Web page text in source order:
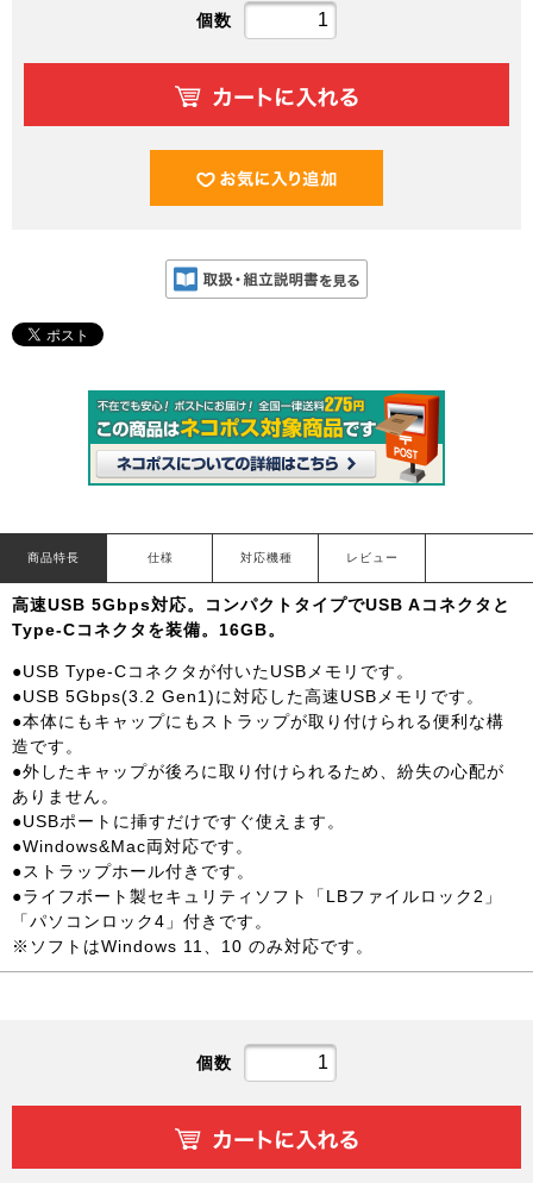
個数
商品特長 仕様 対応機種 レビュー
高速USB 5Gbps対応。コンパクトタイプでUSB Aコネクタと
Type-Cコネクタを装備。16GB。
●USB Type-Cコネクタが付いたUSBメモリです。
●USB 5Gbps(3.2 Gen1)に対応した高速USBメモリです。
●本体にもキャップにもストラップが取り付けられる便利な構
造です。
●外したキャップが後ろに取り付けられるため、紛失の心配が
ありません。
●USBポートに挿すだけですぐ使えます。
●Windows&Mac両対応です。
●ストラップホール付きです。
●ライフボート製セキュリティソフト「LBファイルロック2」
「パソコンロック4」付きです。
※ソフトはWindows 11、10 のみ対応です。
個数